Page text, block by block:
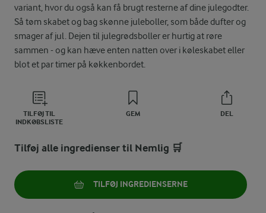
variant, hvor du også kan få brugt resterne af dine julegodter.
Så tøm skabet og bag skønne juleboller, som både dufter og
smager af jul. Dejen til julegrødsboller er hurtig at røre
sammen - og kan hæve enten natten over i køleskabet eller
blot et par timer på køkkenbordet.
TILFØJ TIL
INDKØBSLISTE
GEM DEL
Tilføj alle ingredienser til Nemlig 🛒
TILFØJ INGREDIENSERNE